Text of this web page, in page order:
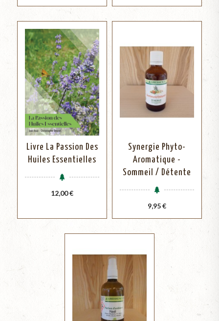
Livre La Passion Des
Huiles Essentielles
Prix
12,00 €
Synergie Phyto-
Aromatique -
Sommeil / Détente
Prix
9,95 €